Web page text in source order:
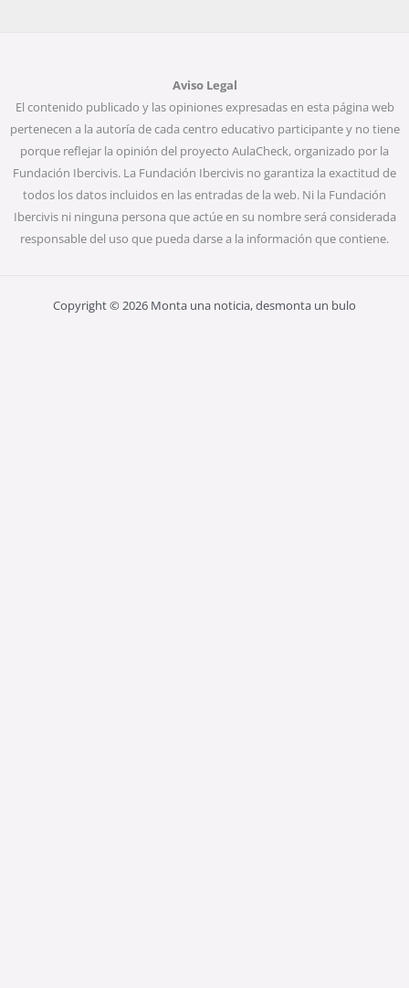
Aviso Legal
El contenido publicado y las opiniones expresadas en esta página web
pertenecen a la autoría de cada centro educativo participante y no tiene
porque reflejar la opinión del proyecto AulaCheck, organizado por la
Fundación Ibercivis. La Fundación Ibercivis no garantiza la exactitud de
todos los datos incluidos en las entradas de la web. Ni la Fundación
Ibercivis ni ninguna persona que actúe en su nombre será considerada
responsable del uso que pueda darse a la información que contiene.
Copyright © 2026 Monta una noticia, desmonta un bulo